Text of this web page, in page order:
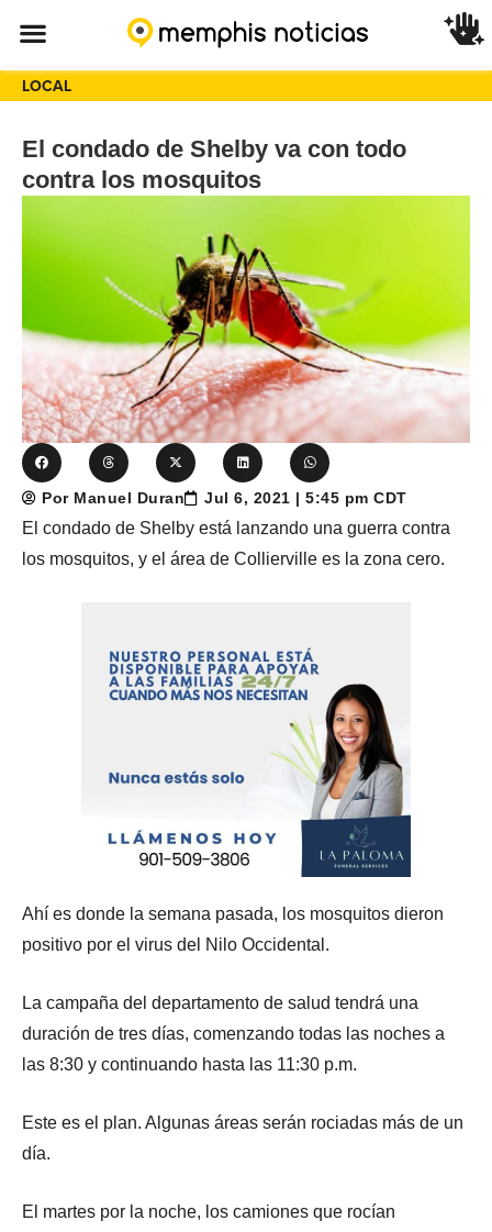
LOCAL
El condado de Shelby va con todo
contra los mosquitos
Por Manuel Duran Jul 6, 2021 | 5:45 pm CDT
El condado de Shelby está lanzando una guerra contra
los mosquitos, y el área de Collierville es la zona cero.
Ahí es donde la semana pasada, los mosquitos dieron
positivo por el virus del Nilo Occidental.
La campaña del departamento de salud tendrá una
duración de tres días, comenzando todas las noches a
las 8:30 y continuando hasta las 11:30 p.m.
Este es el plan. Algunas áreas serán rociadas más de un
día.
El martes por la noche, los camiones que rocían